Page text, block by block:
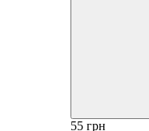
55 грн